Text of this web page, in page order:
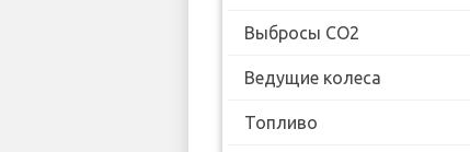
Выбросы CO2
Ведущие колеса
Топливо